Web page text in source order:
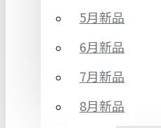
5月新品
6月新品
7月新品
8月新品